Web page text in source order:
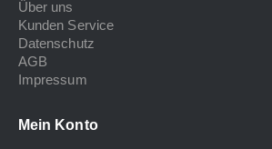
Über uns
Kunden Service
Datenschutz
AGB
Impressum
Mein Konto